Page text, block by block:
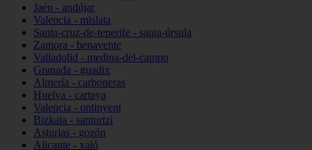
Jaén - andújar
Valencia - mislata
Santa-cruz-de-tenerife - santa-úrsula
Zamora - benavente
Valladolid - medina-del-campo
Granada - guadix
Almería - carboneras
Huelva - cartaya
Valencia - ontinyent
Bizkaia - santurtzi
Asturias - gozón
Alicante - xaló